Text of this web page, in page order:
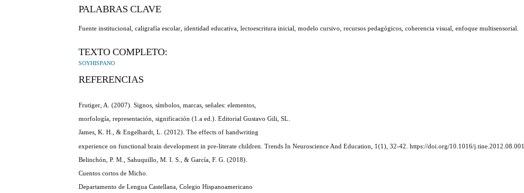
PALABRAS CLAVE
Fuente institucional, caligrafía escolar, identidad educativa, lectoescritura inicial, modelo cursivo, recursos pedagógicos, coherencia visual, enfoque multisensorial.
TEXTO COMPLETO:
SOYHISPANO
REFERENCIAS
Frutiger, A. (2007). Signos, símbolos, marcas, señales: elementos,
morfología, representación, significación (1.a ed.). Editorial Gustavo Gili, SL.
James, K. H., & Engelhardt, L. (2012). The effects of handwriting
experience on functional brain development in pre-literate children. Trends In Neuroscience And Education, 1(1), 32-42. https://doi.org/10.1016/j.tine.2012.08.001.
Belinchón, P. M., Sahuquillo, M. I. S., & García, F. G. (2018).
Cuentos cortos de Micho.
Departamento de Lengua Castellana, Colegio Hispanoamericano